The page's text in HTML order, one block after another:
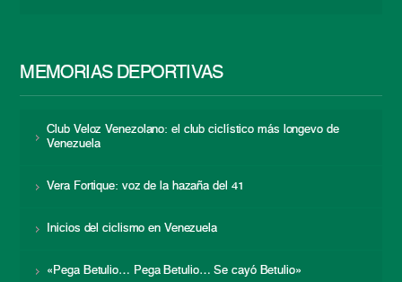
MEMORIAS DEPORTIVAS
Club Veloz Venezolano: el club ciclístico más longevo de
Venezuela
Vera Fortique: voz de la hazaña del 41
Inicios del ciclismo en Venezuela
«Pega Betulio… Pega Betulio… Se cayó Betulio»